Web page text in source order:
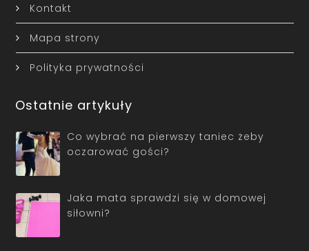
Kontakt
Mapa strony
Polityka prywatności
Ostatnie artykuły
Co wybrać na pierwszy taniec żeby
oczarować gości?
Jaka mata sprawdzi się w domowej
siłowni?